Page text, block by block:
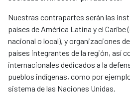
Nuestras contrapartes serán las
países de América Latina y el Caribe
nacional o local), y organizaciones
países integrantes de la región, así
internacionales dedicados a la
pueblos indígenas, como por
sistema de las Naciones Unidas.​